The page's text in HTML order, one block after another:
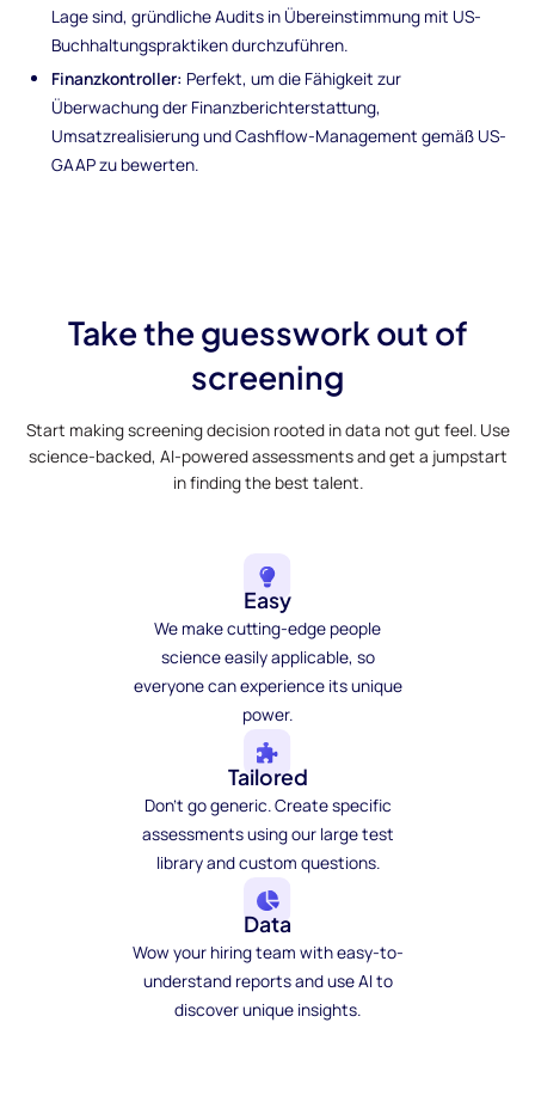
Lage sind, gründliche Audits in Übereinstimmung mit US-
Buchhaltungspraktiken durchzuführen.
Finanzkontroller: Perfekt, um die Fähigkeit zur
Überwachung der Finanzberichterstattung,
Umsatzrealisierung und Cashflow-Management gemäß US-
GAAP zu bewerten.
Take the guesswork out of
screening
Start making screening decision rooted in data not gut feel. Use
science-backed, AI-powered assessments and get a jumpstart
in finding the best talent.
Easy
We make cutting-edge people
science easily applicable, so
everyone can experience its unique
power.
Tailored
Don't go generic. Create specific
assessments using our large test
library and custom questions.
Data
Wow your hiring team with easy-to-
understand reports and use AI to
discover unique insights.